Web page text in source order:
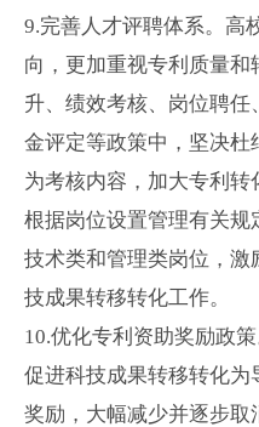
9.完善人才评聘体系。高
向，更加重视专利质量
升、绩效考核、岗位聘
金评定等政策中，坚决
为考核内容，加大专利
根据岗位设置管理有关规
技术类和管理类岗位，
技成果转移转化工作。
10.优化专利资助奖励政
促进科技成果转移转化
奖励，大幅减少并逐步